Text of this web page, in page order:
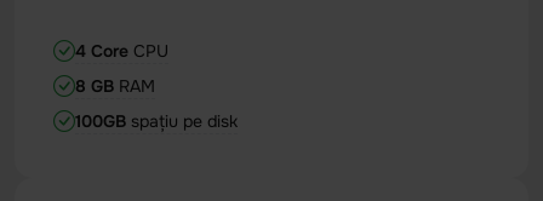
4 Core CPU
8 GB RAM
100GB spațiu pe disk